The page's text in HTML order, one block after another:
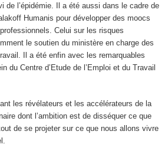
de l’épidémie. Il a été aussi dans le cadre de
Humanis pour développer des moocs
Celui sur les risques
le soutien du ministère en charge des
Il a été enfin avec les remarquables
du Centre d’Etude de l’Emploi et du Travail
les révélateurs et les accélérateurs de la
dont l’ambition est de disséquer ce que
de se projeter sur ce que nous allons vivre